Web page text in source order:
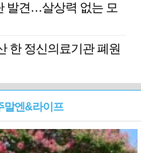
발견…살상력 없는 모
한 정신의료기관 폐원
말엔&라이프